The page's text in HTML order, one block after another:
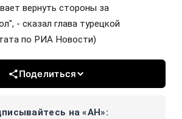
вернуть стороны за
- сказал глава турецкой
по РИА Новости)
Поделиться
на «АН»: